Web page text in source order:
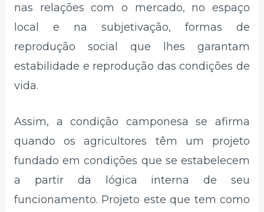
nas relações com o mercado, no espaço
local e na subjetivação, formas de
reprodução social que lhes garantam
estabilidade e reprodução das condições de
vida.
Assim, a condição camponesa se afirma
quando os agricultores têm um projeto
fundado em condições que se estabelecem
a partir da lógica interna de seu
funcionamento. Projeto este que tem como